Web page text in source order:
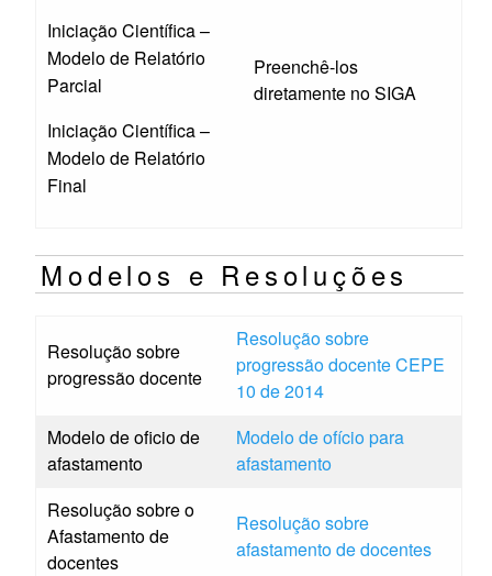
Iniciação Científica –
Modelo de Relatório
Parcial
Iniciação Científica –
Modelo de Relatório
Final
Preenchê-los
diretamente no SIGA
Modelos e Resoluções
Resolução sobre
progressão docente
Resolução sobre
progressão docente CEPE
10 de 2014
Modelo de oficio de
afastamento
Modelo de ofício para
afastamento
Resolução sobre o
Afastamento de
docentes
Resolução sobre
afastamento de docentes